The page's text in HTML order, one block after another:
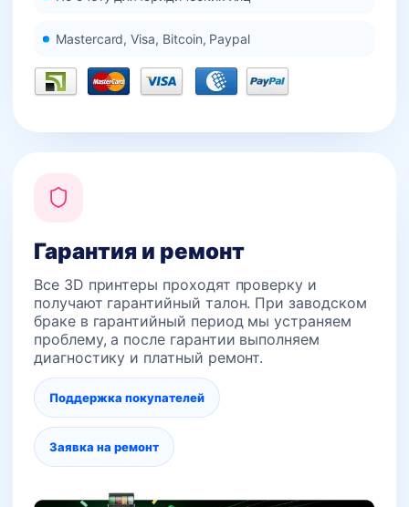
Mastercard, Visa, Bitcoin, Paypal
Гарантия и ремонт
Все 3D принтеры проходят проверку и
получают гарантийный талон. При заводском
браке в гарантийный период мы устраняем
проблему, а после гарантии выполняем
диагностику и платный ремонт.
Поддержка покупателей
Заявка на ремонт